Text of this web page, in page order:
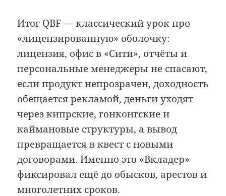
Итог QBF — классический урок про
«лицензированную» оболочку:
лицензия, офис в «Сити», отчёты и
персональные менеджеры не спасают,
если продукт непрозрачен, доходность
обещается рекламой, деньги уходят
через кипрские, гонконгские и
каймановые структуры, а вывод
превращается в квест с новыми
договорами. Именно это «Вкладер»
фиксировал ещё до обысков, арестов и
многолетних сроков.